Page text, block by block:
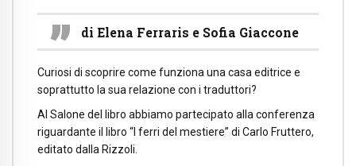
di Elena Ferraris e Sofia Giaccone
Curiosi di scoprire come funziona una casa editrice e
soprattutto la sua relazione con i traduttori?
Al Salone del libro abbiamo partecipato alla conferenza
riguardante il libro “I ferri del mestiere” di Carlo Fruttero,
editato dalla Rizzoli.